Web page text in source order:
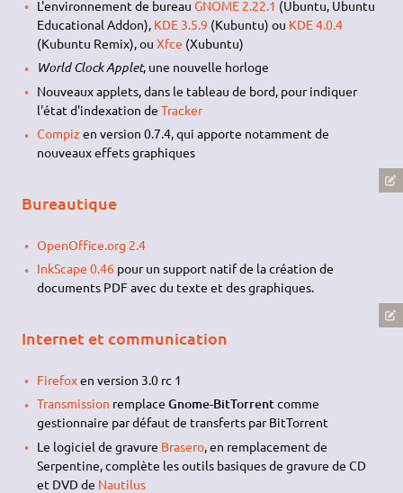
L'environnement de bureau GNOME 2.22.1 (Ubuntu, Ubuntu
Educational Addon), KDE 3.5.9 (Kubuntu) ou KDE 4.0.4
(Kubuntu Remix), ou Xfce (Xubuntu)
World Clock Applet, une nouvelle horloge
Nouveaux applets, dans le tableau de bord, pour indiquer
l'état d'indexation de Tracker
Compiz en version 0.7.4, qui apporte notamment de
nouveaux effets graphiques
Bureautique
OpenOffice.org 2.4
InkScape 0.46pour un support natif de la création de
documents PDF avec du texte et des graphiques.
Internet et communication
Firefoxen version 3.0 rc 1
Transmission remplace Gnome-BitTorrentcomme
gestionnaire par défaut de transferts par BitTorrent
Le logiciel de gravure Brasero, en remplacement de
Serpentine, complète les outils basiques de gravure de CD
et DVD de Nautilus